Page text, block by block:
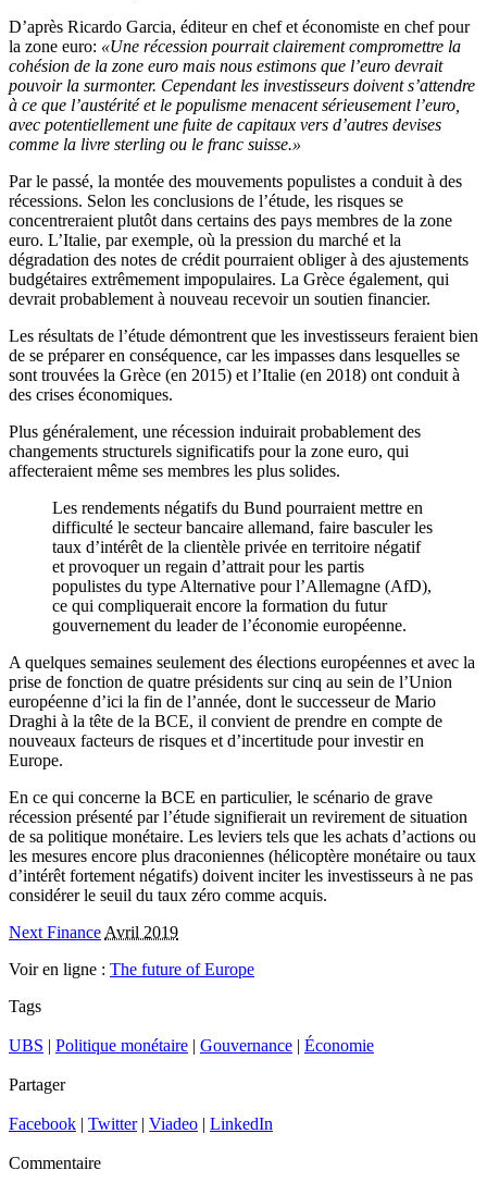
D’après Ricardo Garcia, éditeur en chef et économiste en chef pour
la zone euro: «Une récession pourrait clairement compromettre la
cohésion de la zone euro mais nous estimons que l’euro devrait
pouvoir la surmonter. Cependant les investisseurs doivent s’attendre
à ce que l’austérité et le populisme menacent sérieusement l’euro,
avec potentiellement une fuite de capitaux vers d’autres devises
comme la livre sterling ou le franc suisse.»
Par le passé, la montée des mouvements populistes a conduit à des
récessions. Selon les conclusions de l’étude, les risques se
concentreraient plutôt dans certains des pays membres de la zone
euro. L’Italie, par exemple, où la pression du marché et la
dégradation des notes de crédit pourraient obliger à des ajustements
budgétaires extrêmement impopulaires. La Grèce également, qui
devrait probablement à nouveau recevoir un soutien financier.
Les résultats de l’étude démontrent que les investisseurs feraient bien
de se préparer en conséquence, car les impasses dans lesquelles se
sont trouvées la Grèce (en 2015) et l’Italie (en 2018) ont conduit à
des crises économiques.
Plus généralement, une récession induirait probablement des
changements structurels significatifs pour la zone euro, qui
affecteraient même ses membres les plus solides.
Les rendements négatifs du Bund pourraient mettre en
difficulté le secteur bancaire allemand, faire basculer les
taux d’intérêt de la clientèle privée en territoire négatif
et provoquer un regain d’attrait pour les partis
populistes du type Alternative pour l’Allemagne (AfD),
ce qui compliquerait encore la formation du futur
gouvernement du leader de l’économie européenne.
A quelques semaines seulement des élections européennes et avec la
prise de fonction de quatre présidents sur cinq au sein de l’Union
européenne d’ici la fin de l’année, dont le successeur de Mario
Draghi à la tête de la BCE, il convient de prendre en compte de
nouveaux facteurs de risques et d’incertitude pour investir en
Europe.
En ce qui concerne la BCE en particulier, le scénario de grave
récession présenté par l’étude signifierait un revirement de situation
de sa politique monétaire. Les leviers tels que les achats d’actions ou
les mesures encore plus draconiennes (hélicoptère monétaire ou taux
d’intérêt fortement négatifs) doivent inciter les investisseurs à ne pas
considérer le seuil du taux zéro comme acquis.
Next Finance Avril 2019
Voir en ligne : The future of Europe
Tags
UBS | Politique monétaire | Gouvernance | Économie
Partager
Facebook | Twitter| Viadeo | LinkedIn
Commentaire